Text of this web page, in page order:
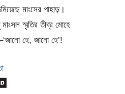
মাংসের পাহাড়।
স্মৃতির তীব্র মোহে
হে, জানো হে’!